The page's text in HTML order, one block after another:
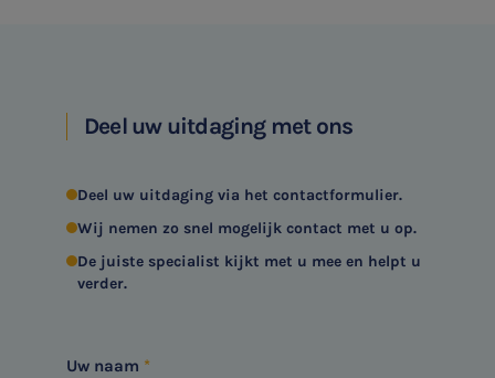
Deel uw uitdaging met ons
Deel uw uitdaging via het contactformulier.
Wij nemen zo snel mogelijk contact met u op.
De juiste specialist kijkt met u mee en helpt u
verder.
Uw naam